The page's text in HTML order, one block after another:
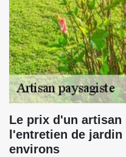
Le prix d'un artisan
l'entretien de
environs